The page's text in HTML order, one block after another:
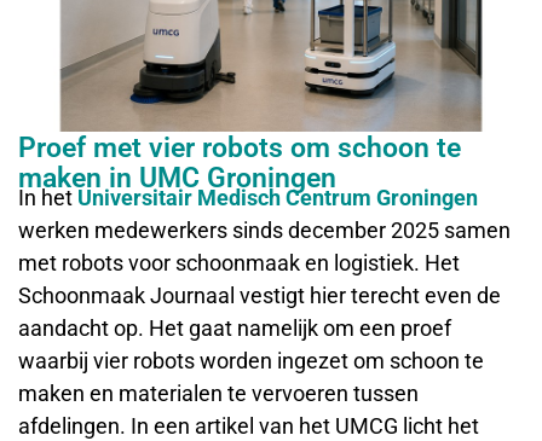
Proef met vier robots om schoon te
maken in UMC Groningen
In het Universitair Medisch Centrum Groningen
werken medewerkers sinds december 2025 samen
met robots voor schoonmaak en logistiek. Het
Schoonmaak Journaal vestigt hier terecht even de
aandacht op. Het gaat namelijk om een proef
waarbij vier robots worden ingezet om schoon te
maken en materialen te vervoeren tussen
afdelingen. In een artikel van het UMCG licht het